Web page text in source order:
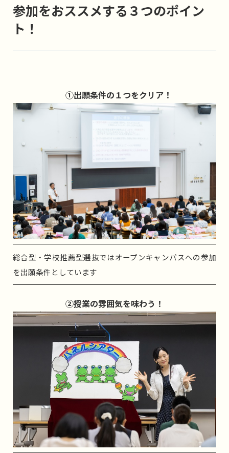
参加をおススメする３つのポイン
ト！
①出願条件の１つをクリア！
総合型・学校推薦型選抜ではオープンキャンパスへの参加
を出願条件としています
②授業の雰囲気を味わう！